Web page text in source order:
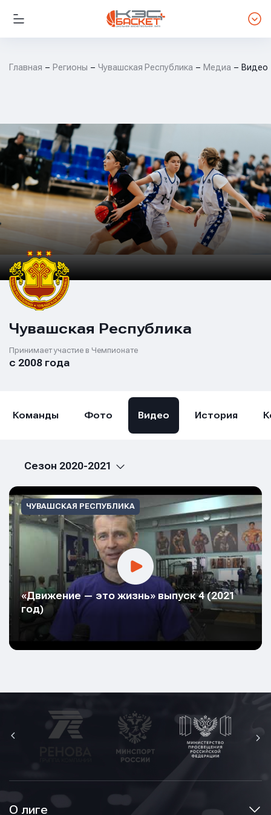
Главная Регионы Чувашская Республика Медиа Видео
Чувашская Республика
Принимает участие в Чемпионате
с 2008 года
Команды Фото Видео История
Сезон 2020-2021
ЧУВАШСКАЯ РЕСПУБЛИКА
«Движение — это жизнь» выпуск 4 (2021
год)
О лиге
E-mail
Телефон
Сообщение
E-mail
Телефон
Сообщение
E-mail
Сообщение